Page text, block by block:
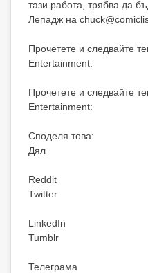
тази работа, трябва да
Лепадж на
Прочетете и следвайте
Entertainment:
Прочетете и следвайте
Entertainment:
Споделя това:
Дял
Reddit
Twitter
LinkedIn
Tumblr
Телеграма